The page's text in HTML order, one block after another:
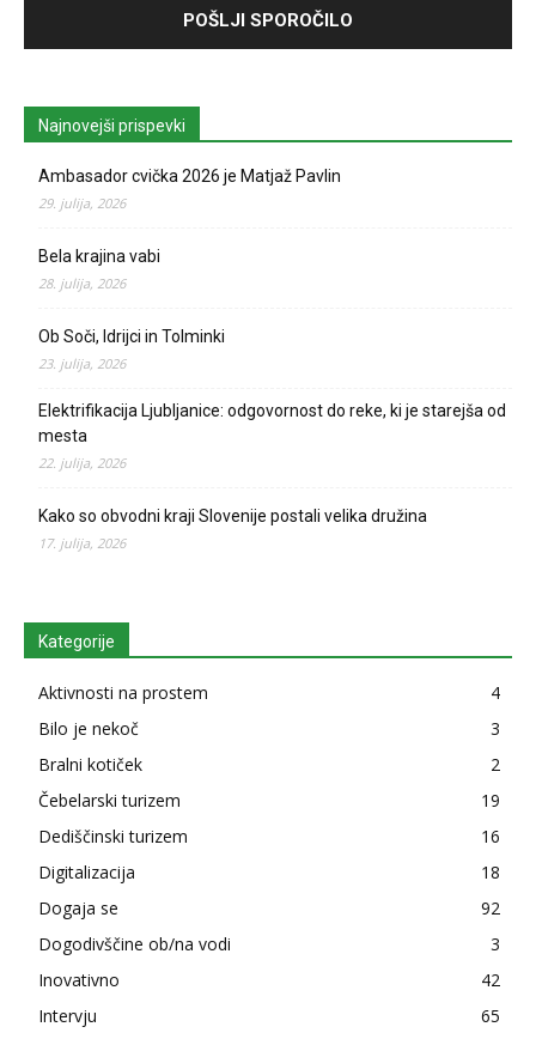
Najnovejši prispevki
Ambasador cvička 2026 je Matjaž Pavlin
29. julija, 2026
Bela krajina vabi
28. julija, 2026
Ob Soči, Idrijci in Tolminki
23. julija, 2026
Elektrifikacija Ljubljanice: odgovornost do reke, ki je starejša od
mesta
22. julija, 2026
Kako so obvodni kraji Slovenije postali velika družina
17. julija, 2026
Kategorije
Aktivnosti na prostem
4
Bilo je nekoč
3
Bralni kotiček
2
Čebelarski turizem
19
Dediščinski turizem
16
Digitalizacija
18
Dogaja se
92
Dogodivščine ob/na vodi
3
Inovativno
42
Intervju
65